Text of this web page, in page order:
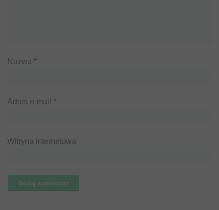
Nazwa *
Adres e-mail *
Witryna internetowa